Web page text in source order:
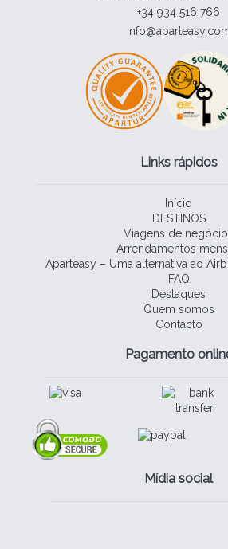
+34 934 516 766
Links rápidos
Início
DESTINOS
Viagens de
Arrendamentos
Aparteasy – Uma alternativa ao
FAQ
Destaques
Quem somos
Contacto
Pagamento
Mídia social